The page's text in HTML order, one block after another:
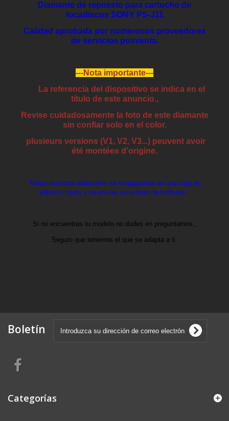
Diamante de repuesto para cartucho de
tocadiscos SONY PS-J11
Calidad aprobada por numerosos proveedores
de servicios posventa.
---Nota importante---
La referencia del dispositivo se indica en el
título de este anuncio.,
Revise cuidadosamente la foto de este diamante
sin confiar solo en el color.
plusieurs versions (V1, V2, V3...) peuvent avoir
été montées d'origine.
Todos nuestros diamantes se empaquetan en una caja de
plástico rígido y se envían en sobres de burbujas..
Si no encuentras tu modelo no dudes en preguntarnos.,
Seguro que tenemos el que se adapta a ti.
Boletín
Categorías